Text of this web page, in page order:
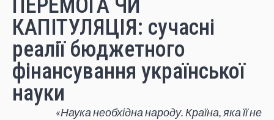
ПЕРЕМОГА ЧИ
КАПІТУЛЯЦІЯ: сучасні
реалії бюджетного
фінансування української
науки
«Наука необхідна народу. Країна, яка її не